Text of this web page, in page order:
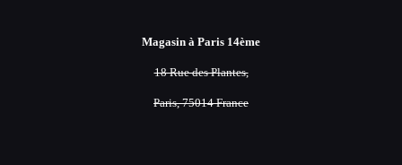
Magasin à Paris 14ème
18 Rue des Plantes,
Paris, 75014 France